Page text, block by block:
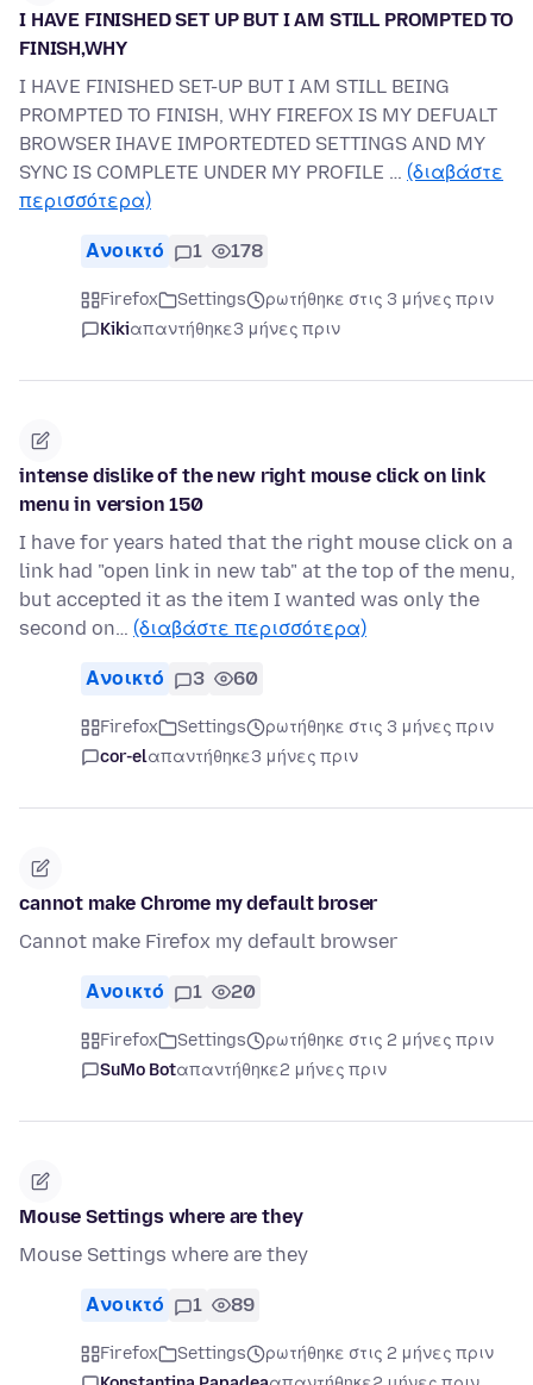
I HAVE FINISHED SET UP BUT I AM STILL PROMPTED TO
FINISH,WHY
I HAVE FINISHED SET-UP BUT I AM STILL BEING
PROMPTED TO FINISH, WHY FIREFOX IS MY DEFUALT
BROWSER IHAVE IMPORTEDTED SETTINGS AND MY
SYNC IS COMPLETE UNDER MY PROFILE … (διαβάστε
περισσότερα)
Ανοικτό 1 178
Firefox Settings
ρωτήθηκε στις 3 μήνες πριν
Kikiαπαντήθηκε3 μήνες πριν
intense dislike of the new right mouse click on link
menu in version 150
I have for years hated that the right mouse click on a
link had "open link in new tab" at the top of the menu,
but accepted it as the item I wanted was only the
second on… (διαβάστε περισσότερα)
Ανοικτό 3 60
Firefox Settings
ρωτήθηκε στις 3 μήνες πριν
cor-elαπαντήθηκε3 μήνες πριν
cannot make Chrome my default broser
Cannot make Firefox my default browser
Ανοικτό 1 20
Firefox Settings
ρωτήθηκε στις 2 μήνες πριν
SuMo Botαπαντήθηκε2 μήνες πριν
Mouse Settings where are they
Mouse Settings where are they
Ανοικτό 1 89
Firefox Settings
ρωτήθηκε στις 2 μήνες πριν